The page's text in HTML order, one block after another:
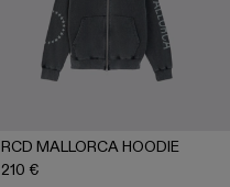
RCD MALLORCA HOODIE
210 €